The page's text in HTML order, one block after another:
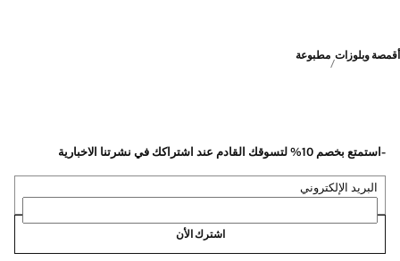
أقمصة وبلوزات مطبوعة
-استمتع بخصم 10% لتسوقك القادم عند اشتراكك في نشرتنا الاخبارية
البريد الإلكتروني
اشترك الأن